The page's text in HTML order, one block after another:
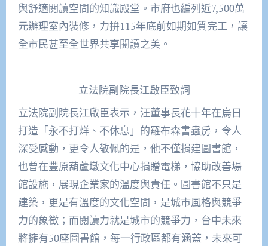
與舒適閱讀空間的知識殿堂。市府也編列近7,500萬
元辦理室內裝修，力拚115年底前如期如質完工，讓
全市民甚至全世界共享閱讀之美。
立法院副院長江啟臣致詞
立法院副院長江啟臣表示，汪董事長花十年在烏日
打造「永不打烊、不休息」的羅布森書蟲房，令人
深受感動，更令人敬佩的是，他不僅捐建圖書館，
也曾在豐原葫蘆墩文化中心捐贈電梯，協助改善場
館設施，展現企業家的溫度與責任。圖書館不只是
建築，更是有溫度的文化空間，是城市風格與競爭
力的象徵；而閱讀力就是城市的競爭力，台中未來
將擁有50座圖書館，每一行政區都有涵蓋，未來可